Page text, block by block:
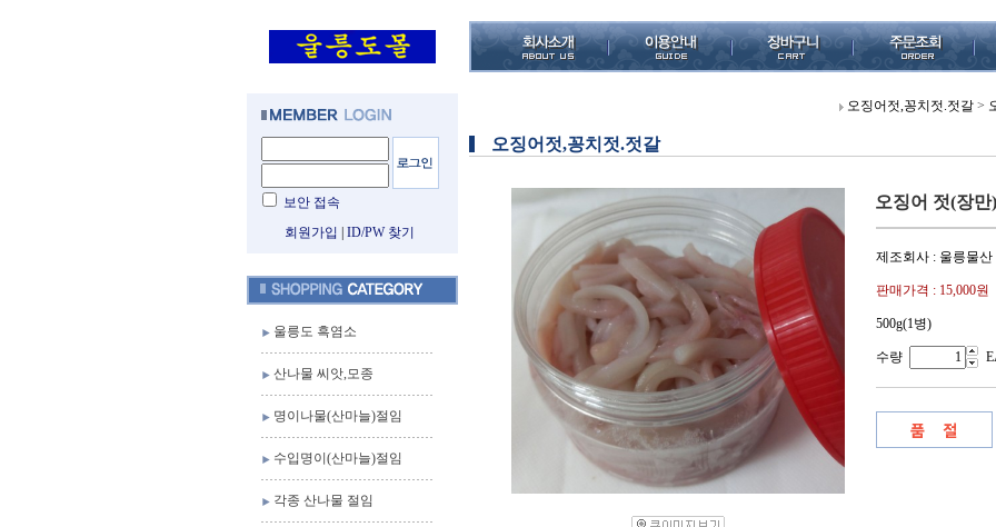
보안 접속
회원가입
ID/PW 찾기
울릉도 흑염소
산나물 씨앗,모종
명이나물(산마늘)절임
수입명이(산마늘)절임
각종 산나물 절임
오징어젓,꽁치젓.젓갈 >
오징어젓,꽁치젓.젓갈
오징어 젓(장만
제조회사 : 울릉물산
판매가격 : 15,000원
500g(1병)
수량